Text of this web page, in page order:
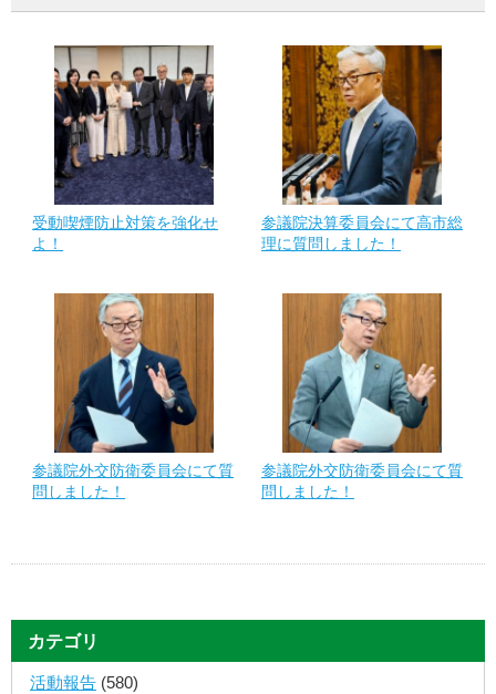
受動喫煙防止対策を強化せ
よ！
参議院決算委員会にて高市総
理に質問しました！
参議院外交防衛委員会にて質
問しました！
参議院外交防衛委員会にて質
問しました！
カテゴリ
活動報告 (580)